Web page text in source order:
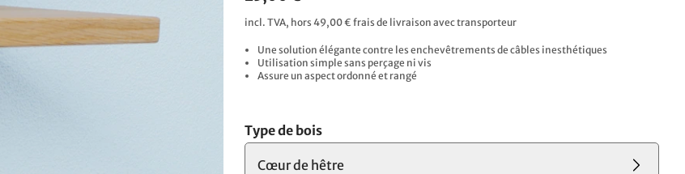
incl. TVA, hors 49,00 € frais de livraison avec transporteur
Une solution élégante contre les enchevêtrements de câbles inesthétiques
Utilisation simple sans perçage ni vis
Assure un aspect ordonné et rangé
Type de bois
Cœur de hêtre